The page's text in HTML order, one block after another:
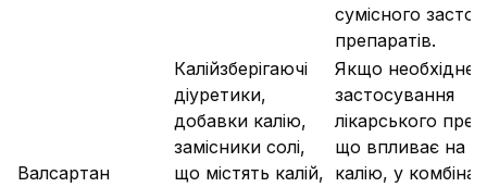
сумісного
препаратів.
Валсартан
Калійзберігаючі
діуретики,
добавки калію,
замісники солі,
що містять калій,
Якщо необхідне
застосування
лікарського
що впливає на
калію, у